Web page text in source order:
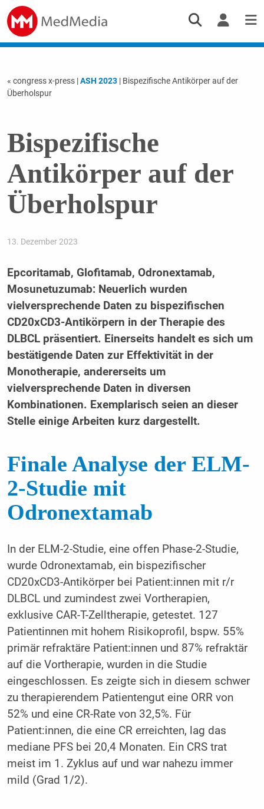
« congress x-press |ASH 2023| Bispezifische Antikörper auf der
Überholspur
Bispezifische
Antikörper auf der
Überholspur
13. Dezember 2023
Epcoritamab, Glofitamab, Odronextamab,
Mosunetuzumab: Neuerlich wurden
vielversprechende Daten zu bispezifischen
CD20xCD3-Antikörpern in der Therapie des
DLBCL präsentiert. Einerseits handelt es sich um
bestätigende Daten zur Effektivität in der
Monotherapie, andererseits um
vielversprechende Daten in diversen
Kombinationen. Exemplarisch seien an dieser
Stelle einige Arbeiten kurz dargestellt.
Finale Analyse der ELM-
2-Studie mit
Odronextamab
In der ELM-2-Studie, eine offen Phase-2-Studie,
wurde Odronextamab, ein bispezifischer
CD20xCD3-Antikörper bei Patient:innen mit r/r
DLBCL und zumindest zwei Vortherapien,
exklusive CAR-T-Zelltherapie, getestet. 127
Patientinnen mit hohem Risikoprofil, bspw. 55%
primär refraktäre Patient:innen und 87% refraktär
auf die Vortherapie, wurden in die Studie
eingeschlossen. Es zeigte sich in diesem schwer
zu therapierendem Patientengut eine ORR von
52% und eine CR-Rate von 32,5%. Für
Patient:innen, die eine CR erreichten, lag das
mediane PFS bei 20,4 Monaten. Ein CRS trat
meist im 1. Zyklus auf und war nahezu immer
mild (Grad 1/2).